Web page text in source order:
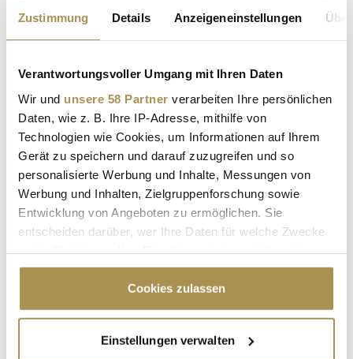
Zustimmung Details Anzeigeneinstellungen
Verantwortungsvoller Umgang mit Ihren Daten
Wir und unsere 58 Partner verarbeiten Ihre persönlichen
Daten, wie z. B. Ihre IP-Adresse, mithilfe von
Technologien wie Cookies, um Informationen auf Ihrem
Gerät zu speichern und darauf zuzugreifen und so
personalisierte Werbung und Inhalte, Messungen von
Werbung und Inhalten, Zielgruppenforschung sowie
Entwicklung von Angeboten zu ermöglichen. Sie
entscheiden darüber, wer Ihre Daten für welche Zwecke
Cookie-Erklärung oder durch Klicken auf das Privacy
Trigger Symbol ändern oder widerrufen
Informationen über Ihre geografische Lage
Cookies zulassen
Einstellungen verwalten